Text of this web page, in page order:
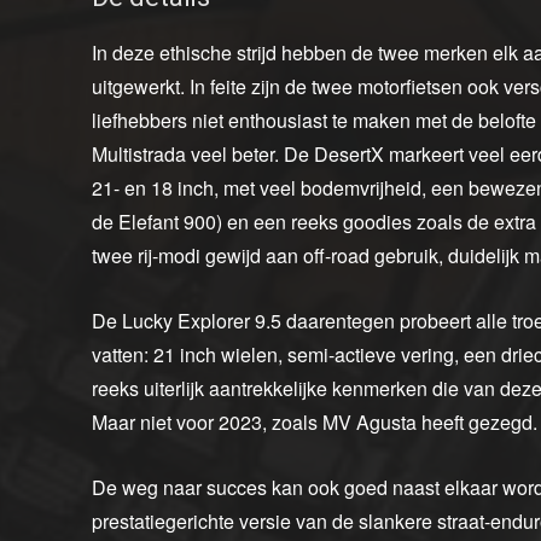
In deze ethische strijd hebben de twee merken elk
uitgewerkt. In feite zijn de twee motorfietsen ook
liefhebbers niet enthousiast te maken met de
Multistrada veel beter. De DesertX markeert veel
21- en 18 inch, met veel bodemvrijheid, een
de Elefant 900) en een reeks goodies zoals de
twee rij-modi gewijd aan off-road gebruik, duidelijk
De Lucky Explorer 9.5 daarentegen probeert alle
vatten: 21 inch wielen, semi-actieve vering, een
reeks uiterlijk aantrekkelijke kenmerken die van
Maar niet voor 2023, zoals MV Agusta heeft gezegd.
De weg naar succes kan ook goed naast elkaar
prestatiegerichte versie van de slankere straat-